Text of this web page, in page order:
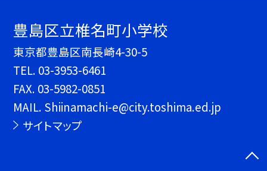
豊島区立椎名町小学校
東京都豊島区南長崎4-30-5
TEL. 03-3953-6461
FAX. 03-5982-0851
MAIL. Shiinamachi-e@city.toshima.ed.jp
サイトマップ